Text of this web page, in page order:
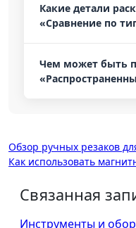
Какие детали
«Сравнение по
Чем может быть
Навигация
по
записям
Обзор ручных резаков
Как использовать
Связанная
Инструменты и